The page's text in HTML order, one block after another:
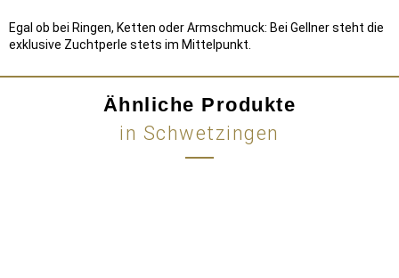
Egal ob bei Ringen, Ketten oder Armschmuck: Bei Gellner steht die
exklusive Zuchtperle stets im Mittelpunkt.
Ähnliche Produkte
in Schwetzingen